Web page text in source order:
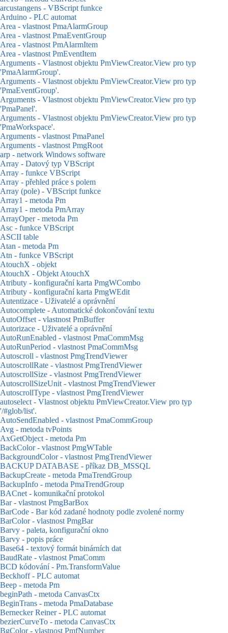
arcustangens - VBScript funkce
Arduino - PLC automat
Area - vlastnost PmaAlarmGroup
Area - vlastnost PmaEventGroup
Area - vlastnost PmAlarmItem
Area - vlastnost PmEventItem
Arguments - Vlastnost objektu PmViewCreator.View pro typ
'PmaAlarmGroup'.
Arguments - Vlastnost objektu PmViewCreator.View pro typ
'PmaEventGroup'.
Arguments - Vlastnost objektu PmViewCreator.View pro typ
'PmaPanel'.
Arguments - Vlastnost objektu PmViewCreator.View pro typ
'PmaWorkspace'.
Arguments - vlastnost PmaPanel
Arguments - vlastnost PmgRoot
arp - network Windows software
Array - Datový typ VBScript
Array - funkce VBScript
Array - přehled práce s polem
Array (pole) - VBScript funkce
Array1 - metoda Pm
Array1 - metoda PmArray
ArrayOper - metoda Pm
Asc - funkce VBScript
ASCII table
Atan - metoda Pm
Atn - funkce VBScript
AtouchX - objekt
AtouchX - Objekt AtouchX
Atributy - konfigurační karta PmgWCombo
Atributy - konfigurační karta PmgWEdit
Autentizace - Uživatelé a oprávnění
Autocomplete - Automatické dokončování textu
AutoOffset - vlastnost PmBuffer
Autorizace - Uživatelé a oprávnění
AutoRunEnabled - vlastnost PmaCommMsg
AutoRunPeriod - vlastnost PmaCommMsg
Autoscroll - vlastnost PmgTrendViewer
AutoscrollRate - vlastnost PmgTrendViewer
AutoscrollSize - vlastnost PmgTrendViewer
AutoscrollSizeUnit - vlastnost PmgTrendViewer
AutoscrollType - vlastnost PmgTrendViewer
autoselect - Vlastnost objektu PmViewCreator.View pro typ
'/#glob/list'.
AutoSendEnabled - vlastnost PmaCommGroup
Avg - metoda tvPoints
AxGetObject - metoda Pm
BackColor - vlastnost PmgWTable
BackgroundColor - vlastnost PmgTrendViewer
BACKUP DATABASE - příkaz DB_MSSQL
BackupCreate - metoda PmaTrendGroup
BackupInfo - metoda PmaTrendGroup
BACnet - komunikační protokol
Bar - vlastnost PmgBarBox
BarCode - Bar kód zadané hodnoty podle zvolené normy
BarColor - vlastnost PmgBar
Barvy - paleta, konfigurační okno
Barvy - popis práce
Base64 - textový formát binárních dat
BaudRate - vlastnost PmaComm
BCD kódování - Pm.TransformValue
Beckhoff - PLC automat
Beep - metoda Pm
beginPath - metoda CanvasCtx
BeginTrans - metoda PmaDatabase
Bernecker Reiner - PLC automat
bezierCurveTo - metoda CanvasCtx
BgColor - vlastnost PmfNumber